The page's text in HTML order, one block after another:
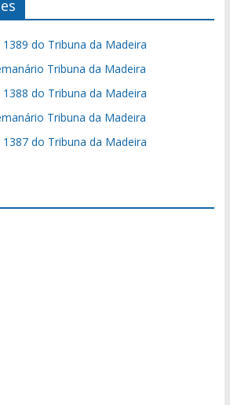
do Tribuna da Madeira
Tribuna da Madeira
do Tribuna da Madeira
Tribuna da Madeira
do Tribuna da Madeira